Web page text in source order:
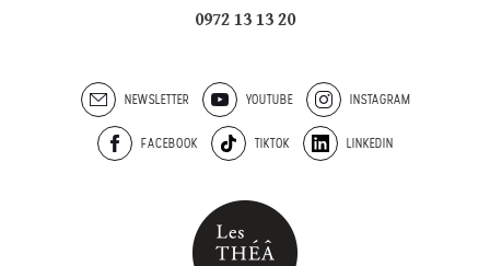
0972 13 13 20
NEWSLETTER YOUTUBE INSTAGRAM
FACEBOOK TIKTOK LINKEDIN